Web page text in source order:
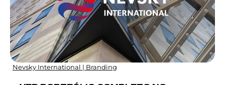
Nevsky International | Branding